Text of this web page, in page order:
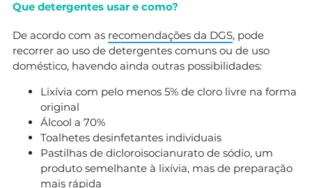
Que detergentes usar e como?
De acordo com as recomendações da DGS, pode
recorrer ao uso de detergentes comuns ou de uso
doméstico, havendo ainda outras possibilidades:
Lixívia com pelo menos 5% de cloro livre na forma
original
Álcool a 70%
Toalhetes desinfetantes individuais
Pastilhas de dicloroisocianurato de sódio, um
produto semelhante à lixívia, mas de preparação
mais rápida